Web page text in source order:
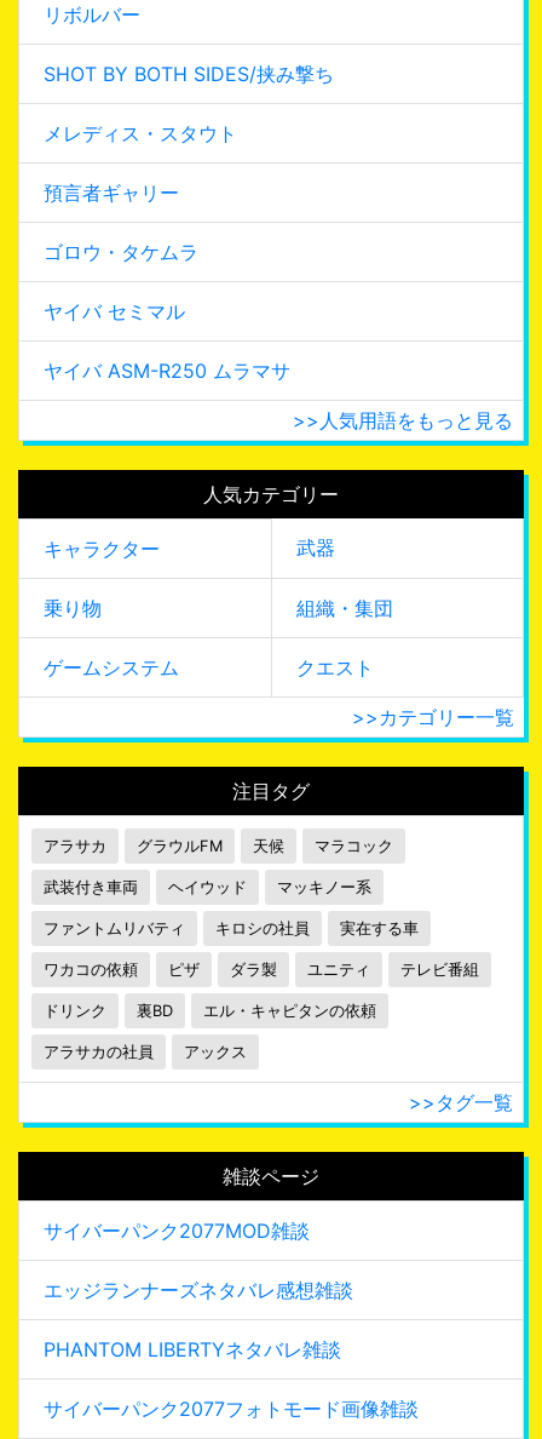
リボルバー
SHOT BY BOTH SIDES/挟み撃ち
メレディス・スタウト
預言者ギャリー
ゴロウ・タケムラ
ヤイバ セミマル
ヤイバ ASM-R250 ムラマサ
>>人気用語をもっと見る
人気カテゴリー
キャラクター 武器
乗り物 組織・集団
ゲームシステム クエスト
>>カテゴリー一覧
注目タグ
アラサカ グラウルFM 天候 マラコック
武装付き車両 ヘイウッド マッキノー系
ファントムリバティ キロシの社員 実在する車
ワカコの依頼 ピザ ダラ製 ユニティ テレビ番組
ドリンク 裏BD エル・キャピタンの依頼
アラサカの社員 アックス
>>タグ一覧
雑談ページ
サイバーパンク2077MOD雑談
エッジランナーズネタバレ感想雑談
PHANTOM LIBERTYネタバレ雑談
サイバーパンク2077フォトモード画像雑談